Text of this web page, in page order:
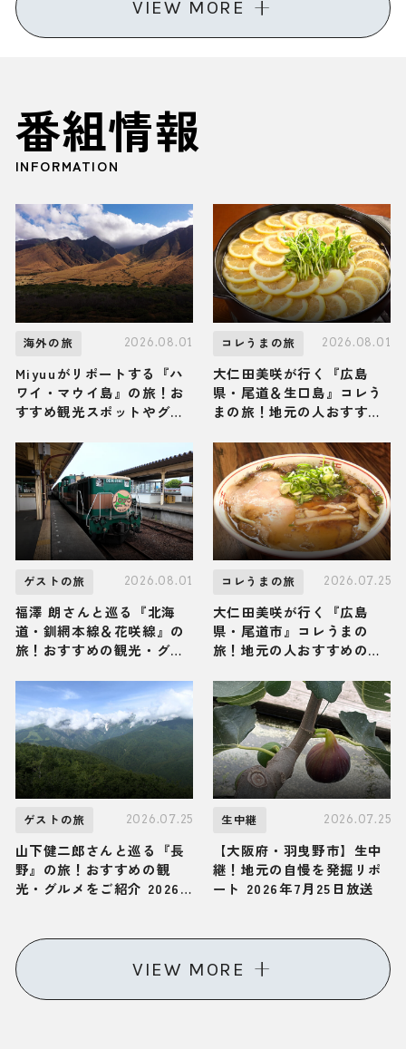
VIEW MORE
番組情報
INFORMATION
海外の旅 2026.08.01
Miyuuがリポートする『ハ
ワイ・マウイ島』の旅！お
すすめ観光スポットやグル
送
コレうまの旅 2026.08.01
大仁田美咲が行く『広島
県・尾道＆生口島』コレう
まの旅！地元の人おすすめ
2026年8月1日放送
ゲストの旅 2026.08.01
福澤 朗さんと巡る『北海
道・釧網本線＆花咲線』の
旅！おすすめの観光・グル
放送
コレうまの旅 2026.07.25
大仁田美咲が行く『広島
県・尾道市』コレうまの
旅！地元の人おすすめのご
7月25日放送
ゲストの旅 2026.07.25
山下健二郎さんと巡る『長
野』の旅！おすすめの観
光・グルメをご紹介 2026
生中継 2026.07.25
【大阪府・羽曳野市】生中
継！地元の自慢を発掘リポ
ート 2026年7月25日放送
VIEW MORE